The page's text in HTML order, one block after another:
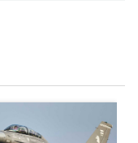
Jorge Messi, el